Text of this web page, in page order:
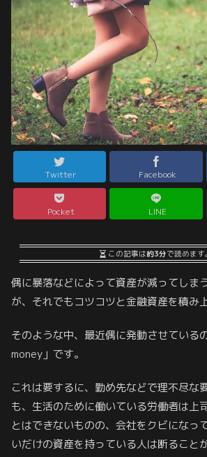
Twitter Facebook
Pocket LINE
この記事は約3分で読めます。
偶に暴落などによって資産が減ってしま
が、それでもコツコツと金融資産を積み
そのような中、最近偶に発動させている
money」です。
これは要するに、勤め先などで理不尽な
も、生活のために働いている労働者は上
とはできないものの、会社をクビになっ
いだけの資産を持っている人は断ること